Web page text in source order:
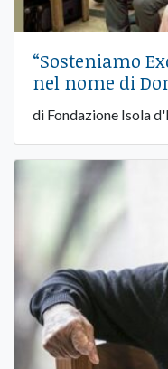
“Sosteniamo
nel nome di
di Fondazione Isola